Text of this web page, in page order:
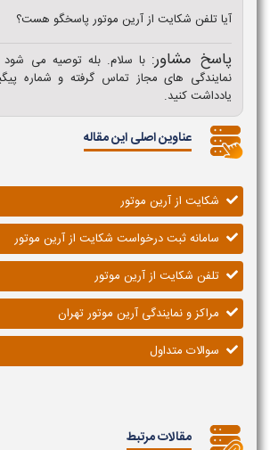
آیا تلفن شکایت از آرین موتور پاسخگو هست؟
پاسخ مشاور: با سلام. بله توصیه می‌ شود
نمایندگی‌ های مجاز تماس گرفته و شماره
یادداشت کنید.
عناوین اصلی این مقاله
شکایت از آرین موتور
سامانه ثبت درخواست شکایت از آرین موتور
تلفن شکایت از آرین موتور
مراکز و نمایندگی آرین موتور تهران
سوالات متداول
مقالات مرتبط